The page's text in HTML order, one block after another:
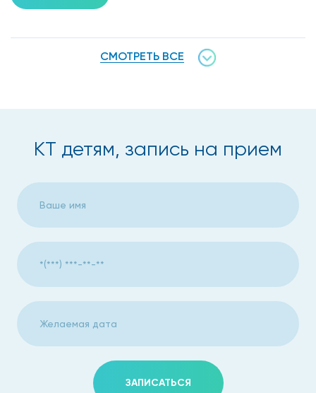
диагностический инструмент, являющийся наиболее
посттравматических повреждений и скрытых
заболеваний, в том числе онкологических.
необходимости проведения
Хотя наиболее информативным методом диагностики
считается магнитно-резонансная томография, однако в
случае противопоказаний в качестве альтернативы ей
выступает компьютерная томография.
Компьютерная томография детям назначается при
обнаружении таких симптомов, как:
боли;
СМОТРЕТЬ ВСЕ
КТ детям, запись на прием
ЗАПИСАТЬСЯ